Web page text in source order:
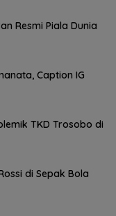
Resmi Piala Dunia
Caption IG
TKD Trosobo di
di Sepak Bola